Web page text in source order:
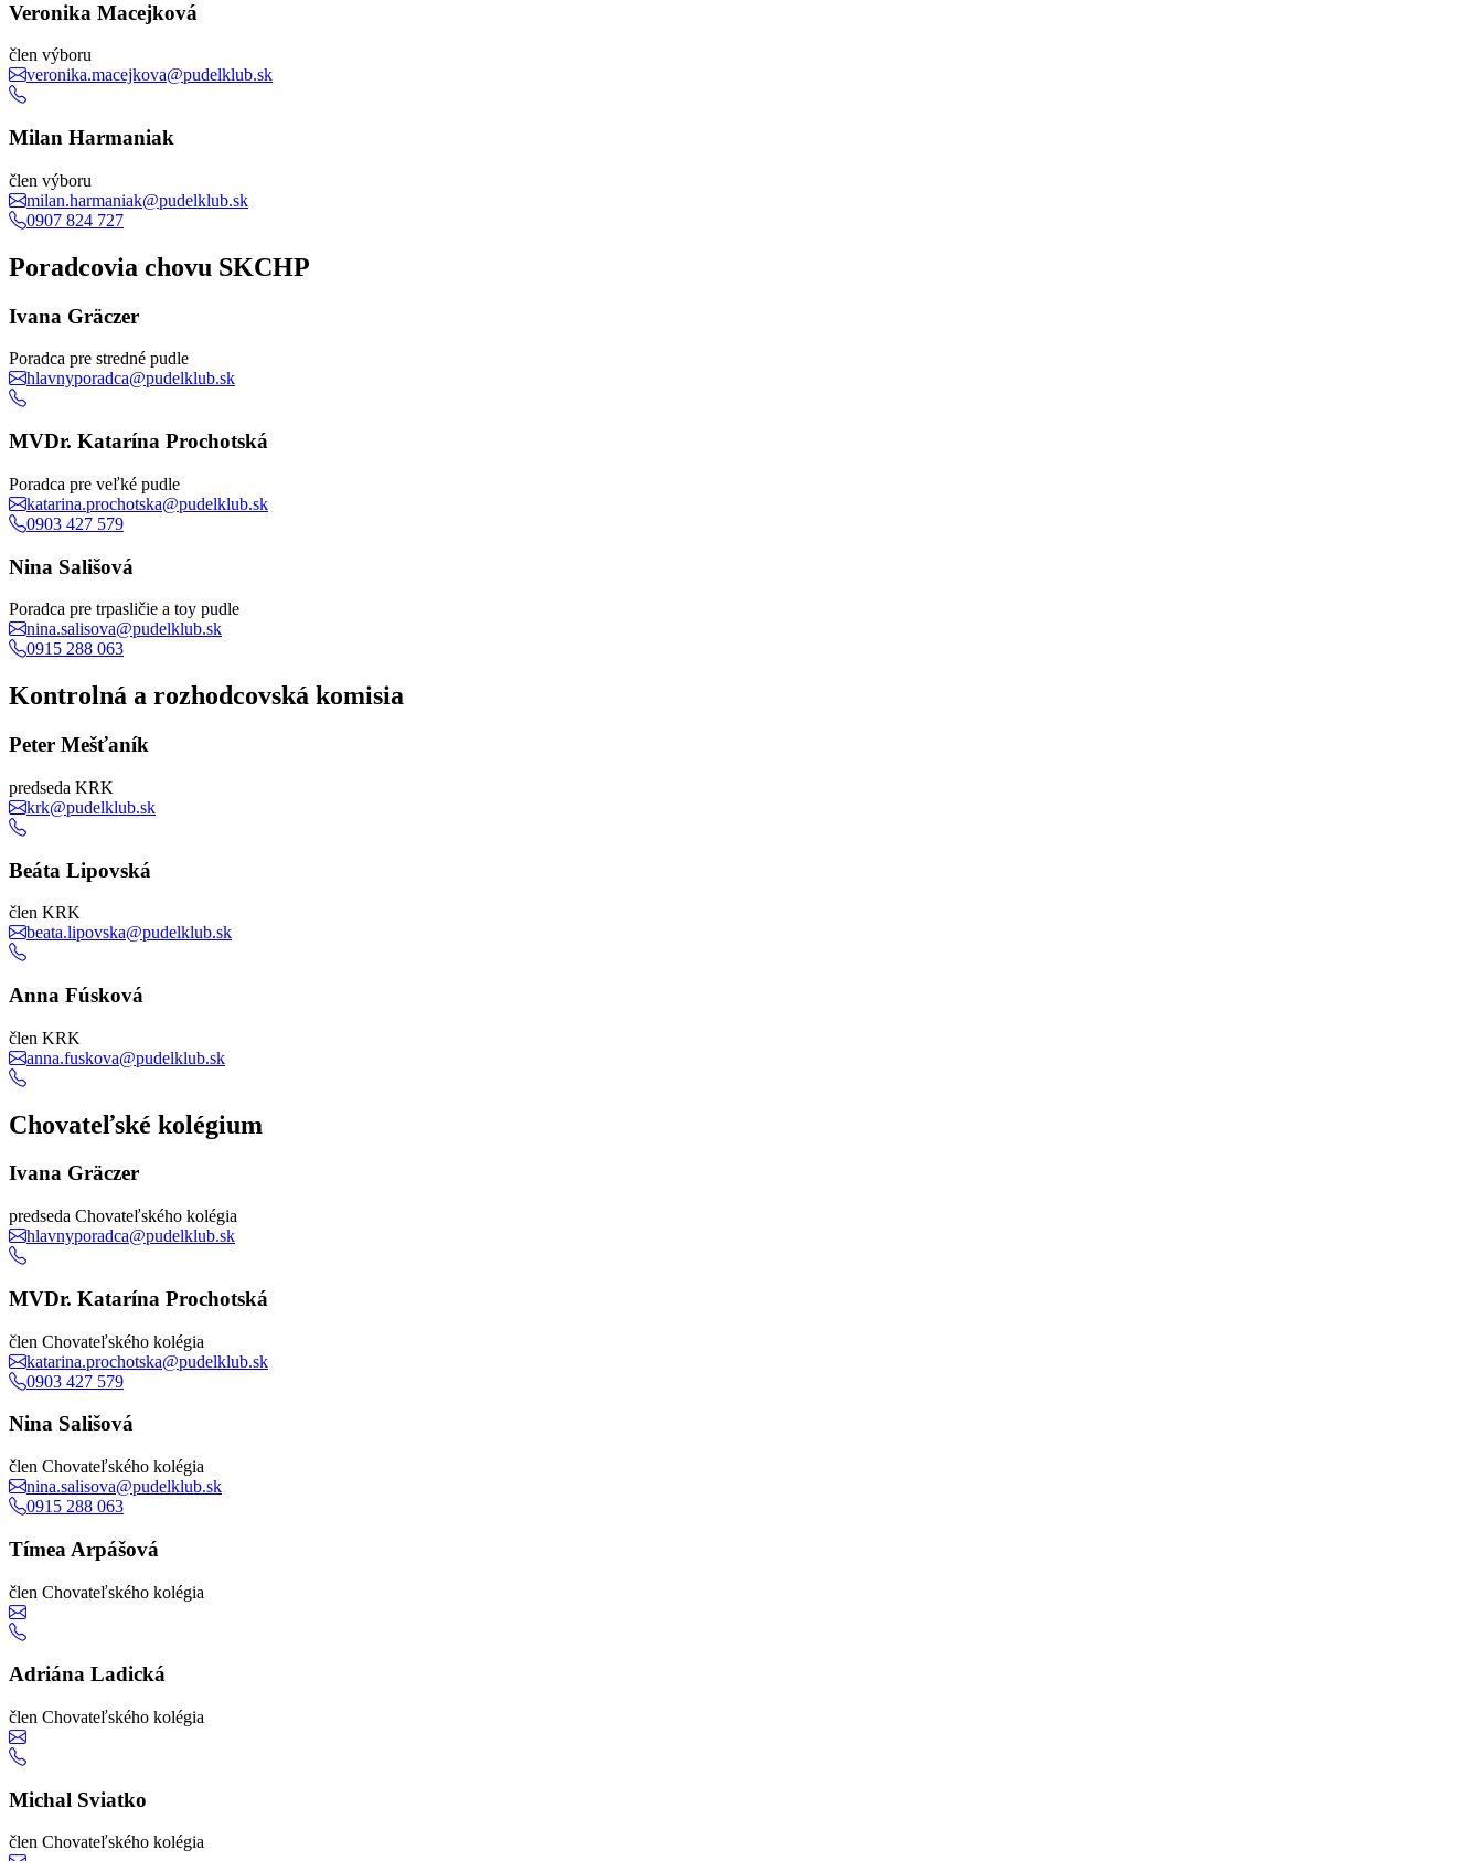
Veronika Macejková
člen výboru
veronika.macejkova@pudelklub.sk
Milan Harmaniak
člen výboru
milan.harmaniak@pudelklub.sk
0907 824 727
Poradcovia chovu SKCHP
Ivana Gräczer
Poradca pre stredné pudle
hlavnyporadca@pudelklub.sk
MVDr. Katarína Prochotská
Poradca pre veľké pudle
katarina.prochotska@pudelklub.sk
0903 427 579
Nina Sališová
Poradca pre trpasličie a toy pudle
nina.salisova@pudelklub.sk
0915 288 063
Kontrolná a rozhodcovská komisia
Peter Mešťaník
predseda KRK
krk@pudelklub.sk
Beáta Lipovská
člen KRK
beata.lipovska@pudelklub.sk
Anna Fúsková
člen KRK
anna.fuskova@pudelklub.sk
Chovateľské kolégium
Ivana Gräczer
predseda Chovateľského kolégia
hlavnyporadca@pudelklub.sk
MVDr. Katarína Prochotská
člen Chovateľského kolégia
katarina.prochotska@pudelklub.sk
0903 427 579
Nina Sališová
člen Chovateľského kolégia
nina.salisova@pudelklub.sk
0915 288 063
Tímea Arpášová
člen Chovateľského kolégia
Adriána Ladická
člen Chovateľského kolégia
Michal Sviatko
člen Chovateľského kolégia